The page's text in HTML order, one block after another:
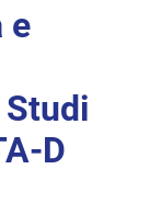
e
D